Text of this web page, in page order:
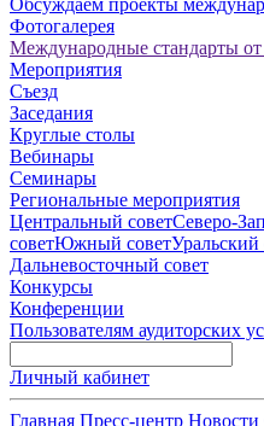
Обсуждаем проекты
Фотогалерея
Международные стандарты от
Мероприятия
Съезд
Заседания
Круглые столы
Вебинары
Семинары
Региональные мероприятия
Центральный советСеверо-
советЮжный советУральский
Дальневосточный совет
Конкурсы
Конференции
Пользователям аудиторских
Личный кабинет
Главная Пресс-центр